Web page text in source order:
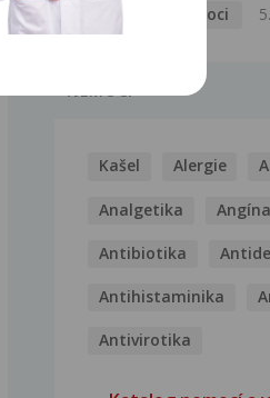
Pohlavní nemoci
NEMOCI
Kašel Alergie
Analgetika Angína
Antibiotika
Antihistaminika
Antivirotika